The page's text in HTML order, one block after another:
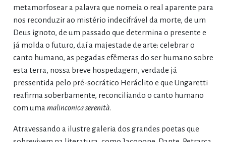
metamorfosear a palavra que nomeia o real aparente para
nos reconduzir ao mistério indecifrável da morte, de um
Deus ignoto, de um passado que determina o presente e
já molda o futuro, daí a majestade de arte: celebrar o
canto humano, as pegadas efêmeras do ser humano sobre
esta terra, nossa breve hospedagem, verdade já
pressentida pelo pré-socrático Heráclito e que Ungaretti
reafirma soberbamente, reconciliando o canto humano
com uma malinconica serenità.
Atravessando a ilustre galeria dos grandes poetas que